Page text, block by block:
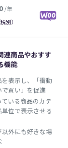
/年
税別）
連商品やおすす
機能
表示し、「衝動
買い」を促進
いる商品のカテ
位で表示させる
外にも好きな場